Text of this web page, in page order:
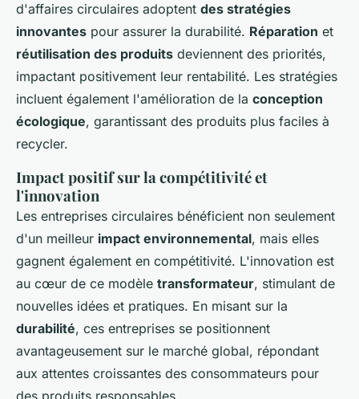
d'affaires circulaires adoptent des stratégies
innovantes pour assurer la durabilité. Réparation et
réutilisation des produits deviennent des priorités,
impactant positivement leur rentabilité. Les stratégies
incluent également l'amélioration de la conception
écologique, garantissant des produits plus faciles à
recycler.
Impact positif sur la compétitivité et
l'innovation
Les entreprises circulaires bénéficient non seulement
d'un meilleur impact environnemental, mais elles
gagnent également en compétitivité. L'innovation est
au cœur de ce modèle transformateur, stimulant de
nouvelles idées et pratiques. En misant sur la
durabilité, ces entreprises se positionnent
avantageusement sur le marché global, répondant
aux attentes croissantes des consommateurs pour
des produits responsables.